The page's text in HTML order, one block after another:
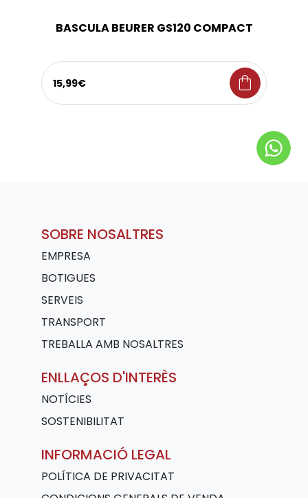
BASCULA BEURER GS120 COMPACT
15,99€ shopping_bag
SOBRE NOSALTRES
EMPRESA
BOTIGUES
SERVEIS
TRANSPORT
TREBALLA AMB NOSALTRES
ENLLAÇOS D'INTERÈS
NOTÍCIES
SOSTENIBILITAT
INFORMACIÓ LEGAL
POLÍTICA DE PRIVACITAT